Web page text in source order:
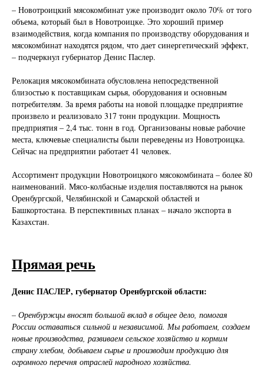
– Новотроицкий мясокомбинат уже производит около 70% от того
объема, который был в Новотроицке. Это хороший пример
взаимодействия, когда компания по производству оборудования и
мясокомбинат находятся рядом, что дает синергетический эффект,
– подчеркнул губернатор Денис Паслер.
Релокация мясокомбината обусловлена непосредственной
близостью к поставщикам сырья, оборудования и основным
потребителям. За время работы на новой площадке предприятие
произвело и реализовало 317 тонн продукции. Мощность
предприятия – 2,4 тыс. тонн в год. Организованы новые рабочие
места, ключевые специалисты были переведены из Новотроицка.
Сейчас на предприятии работает 41 человек.
Ассортимент продукции Новотроицкого мясокомбината – более 80
наименований. Мясо-колбасные изделия поставляются на рынок
Оренбургской, Челябинской и Самарской областей и
Башкортостана. В перспективных планах – начало экспорта в
Казахстан.
Прямая речь
Денис ПАСЛЕР, губернатор Оренбургской области:
– Оренбуржцы вносят большой вклад в общее дело, помогая
России оставаться сильной и независимой. Мы работаем, создаем
новые производства, развиваем сельское хозяйство и кормим
страну хлебом, добываем сырье и производим продукцию для
огромного перечня отраслей народного хозяйства.